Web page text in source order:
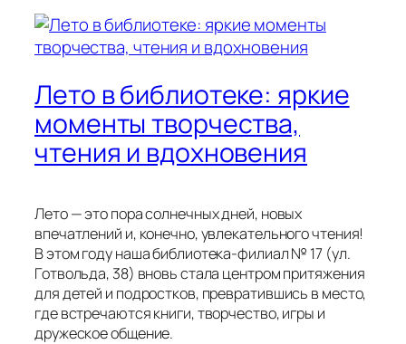
Лето в библиотеке: яркие
моменты творчества,
чтения и вдохновения
Лето — это пора солнечных дней, новых
впечатлений и, конечно, увлекательного чтения!
В этом году наша библиотека-филиал № 17 (ул.
Готвольда, 38) вновь стала центром притяжения
для детей и подростков, превратившись в место,
где встречаются книги, творчество, игры и
дружеское общение.